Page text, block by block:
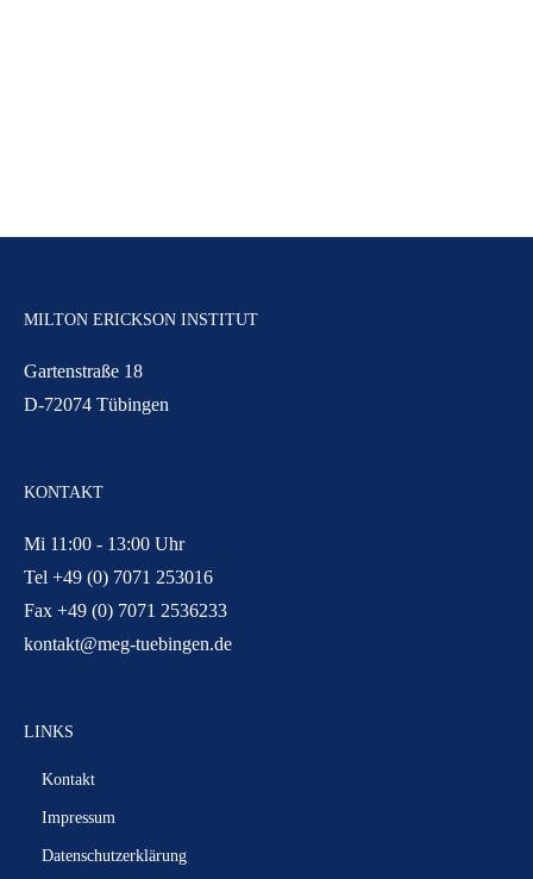
MILTON ERICKSON INSTITUT
Gartenstraße 18
D-72074 Tübingen
KONTAKT
Mi 11:00 - 13:00 Uhr
Tel +49 (0) 7071 253016
Fax +49 (0) 7071 2536233
kontakt@meg-tuebingen.de
LINKS
Kontakt
Impressum
Datenschutzerklärung